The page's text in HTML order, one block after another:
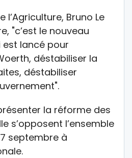
l’Agriculture, Bruno Le
"c’est le nouveau
est lancé pour
déstabiliser la
déstabiliser
la réforme des
s’opposent l’ensemble
septembre à